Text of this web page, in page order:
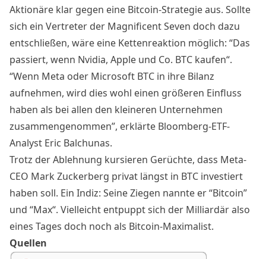
Aktionäre klar gegen eine Bitcoin-Strategie aus. Sollte
sich ein Vertreter der Magnificent Seven doch dazu
entschließen, wäre eine Kettenreaktion möglich: “Das
passiert, wenn Nvidia, Apple und Co. BTC kaufen“.
“Wenn Meta oder Microsoft BTC in ihre Bilanz
aufnehmen, wird dies wohl einen größeren Einfluss
haben als bei allen den kleineren Unternehmen
zusammengenommen”, erklärte Bloomberg-ETF-
Analyst Eric Balchunas.
Trotz der Ablehnung kursieren Gerüchte, dass Meta-
CEO Mark Zuckerberg privat längst in BTC investiert
haben soll. Ein Indiz: Seine Ziegen nannte er“Bitcoin”
und “Max“. Vielleicht entpuppt sich der Milliardär also
eines Tages doch noch als Bitcoin-Maximalist.
Quellen